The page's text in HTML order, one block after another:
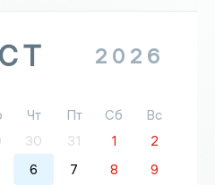
2026
Чт Пт Сб
Вс
30 31 1
2
6 7 8
9